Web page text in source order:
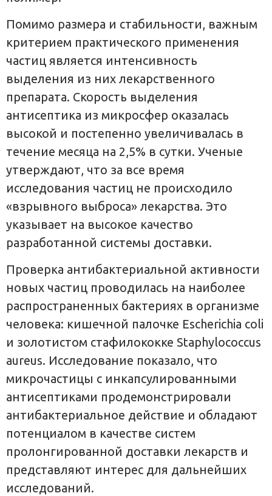
Помимо размера и стабильности, важным
критерием практического применения
частиц является интенсивность
выделения из них лекарственного
препарата. Скорость выделения
антисептика из микросфер оказалась
высокой и постепенно увеличивалась в
течение месяца на 2,5% в сутки. Ученые
утверждают, что за все время
исследования частиц не происходило
«взрывного выброса» лекарства. Это
указывает на высокое качество
разработанной системы доставки.
Проверка антибактериальной активности
новых частиц проводилась на наиболее
распространенных бактериях в организме
человека: кишечной палочке Escherichia coli
и золотистом стафилококке Staphylococcus
aureus. Исследование показало, что
микрочастицы с инкапсулированными
антисептиками продемонстрировали
антибактериальное действие и обладают
потенциалом в качестве систем
пролонгированной доставки лекарств и
представляют интерес для дальнейших
исследований.